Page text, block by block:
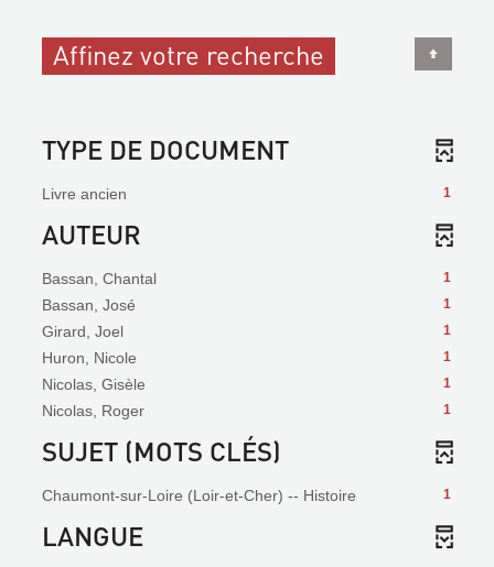
Affinez votre recherche
TYPE DE DOCUMENT
1
Livre ancien
AUTEUR
1
Bassan, Chantal
1
Bassan, José
1
Girard, Joel
1
Huron, Nicole
1
Nicolas, Gisèle
1
Nicolas, Roger
SUJET (MOTS CLÉS)
1
Chaumont-sur-Loire (Loir-et-Cher) -- Histoire
LANGUE